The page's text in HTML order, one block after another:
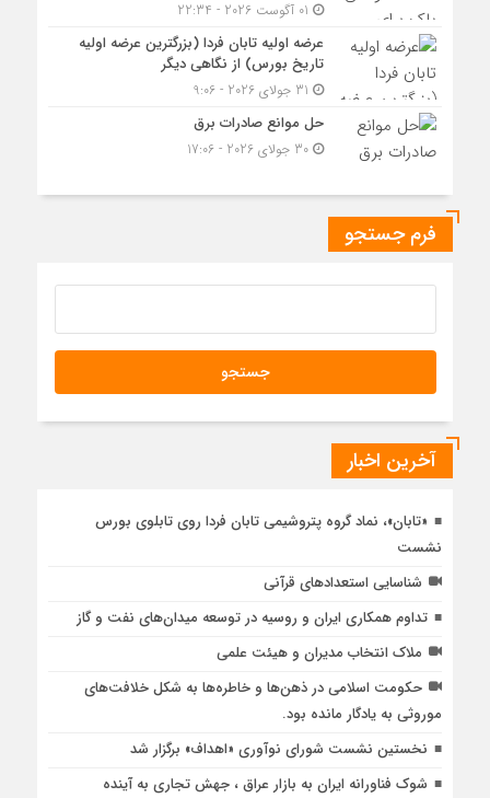
عرضه اولیه تابان فردا (بزرگترین عرضه اولیه
تاریخ بورس) از نگاهی دیگر
حل موانع صادرات برق
30 جولای 2026 - 17:06
فرم جستجو
آخرین اخبار
«تابان»، نماد گروه پتروشیمی تابان فردا روی تابلوی بورس
نشست
شناسایی استعدادهای قرآنی
تداوم همکاری ایران و روسیه در توسعه میدان‌های نفت و گاز
ملاک انتخاب مدیران و هیئت علمی
حکومت اسلامی در ذهن‌ها و خاطره‌ها به شکل خلافت‌های
موروثی به یادگار مانده بود.
نخستین نشست شورای نوآوری «اهداف» برگزار شد
شوک فناورانه ایران به بازار عراق ، جهش تجاری به آینده